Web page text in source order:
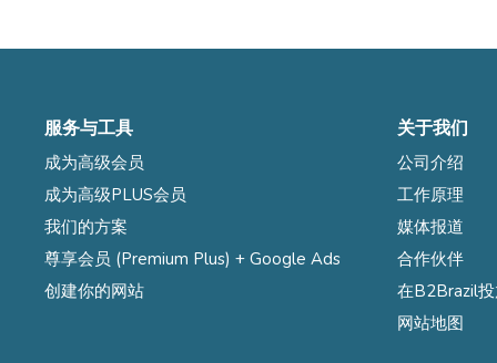
服务与工具
成为高级会员
成为高级PLUS会员
我们的方案
尊享会员 (Premium Plus) + Google Ads
创建你的网站
关于我们
公司介绍
工作原理
媒体报道
合作伙伴
在B2Brazil
网站地图